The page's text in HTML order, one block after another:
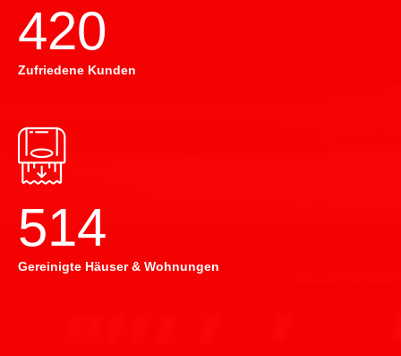
420
Zufriedene Kunden
514
Gereinigte Häuser & Wohnungen